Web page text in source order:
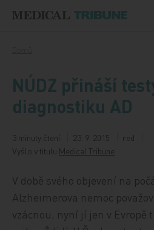
NÚDZ přináší
diagnostiku AD
3 minuty čtení 23. 9. 2015
red
Vyšlo v titulu Medical Tribune
V době svého objevení na
Alzheimerova nemoc
vzácnou, nyní jí jen v Evropě